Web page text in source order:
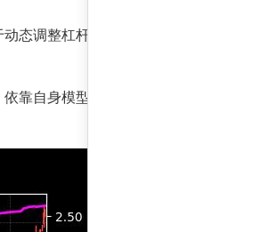
态调整杠杆和头寸规模，捕捉微小波动
靠自身模型创造价值。夏普收益率